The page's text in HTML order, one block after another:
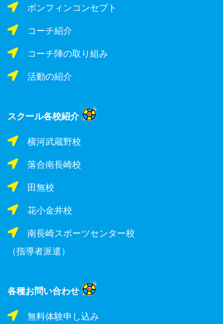
ボンフィンコンセプト
コーチ紹介
コーチ陣の取り組み
活動の紹介
スクール各校紹介
横河武蔵野校
落合南長崎校
田無校
花小金井校
南長崎スポーツセンター校
（指導者派遣）
各種お問い合わせ
無料体験申し込み